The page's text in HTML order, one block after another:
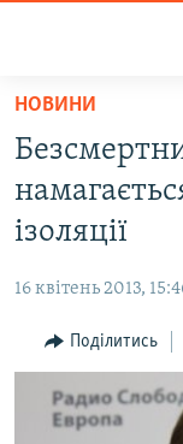
Перейти
основного
матеріалу
Перейти
до
основної
Перейти
до
пошуку
ВОДА.КРИМ
ВІДЕО ТА ФОТО
БЛОГИ
ПОГЛЯД
ІНТЕРВ'Ю
ВСЕ ЗА ДЕНЬ
НОВИНИ
ізоляції
16 квітень 2013,
Поділитись